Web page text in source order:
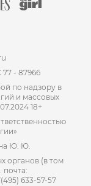
- 87966
по надзору в
и массовых
18+
Ю. Ю.
органов (в том
почта:
633-57-57